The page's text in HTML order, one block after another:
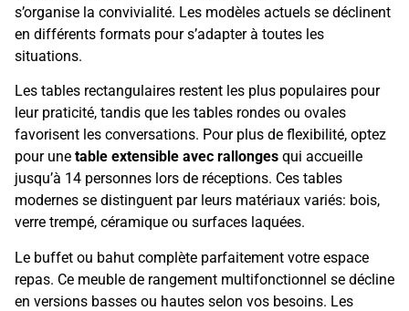
s’organise la convivialité. Les modèles actuels se déclinent
en différents formats pour s’adapter à toutes les
situations.
Les tables rectangulaires restent les plus populaires pour
leur praticité, tandis que les tables rondes ou ovales
favorisent les conversations. Pour plus de flexibilité, optez
pour une table extensible avec rallonges qui accueille
jusqu’à 14 personnes lors de réceptions. Ces tables
modernes se distinguent par leurs matériaux variés: bois,
verre trempé, céramique ou surfaces laquées.
Le buffet ou bahut complète parfaitement votre espace
repas. Ce meuble de rangement multifonctionnel se décline
en versions basses ou hautes selon vos besoins. Les